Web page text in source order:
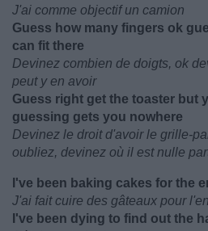
J'ai comme objectif un camion
Guess how many fingers ok
can fit there
Devinez combien de doigts, ok
peut y en avoir
Guess right get the toaster but
guessing gets you nowhere
Devinez le droit d'avoir le grille-
oubliez, devinez où il est nulle
I've been baking cakes for the
J'ai fait cuire des gâteaux pour
I've been dying to find out the